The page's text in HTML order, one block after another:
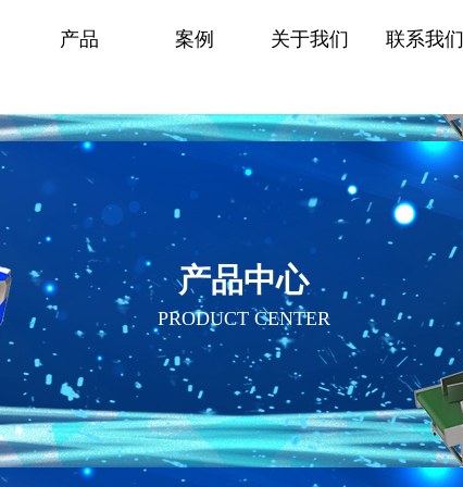
产品 案例 关于我们 联系我们
产品中心
PRODUCT CENTER